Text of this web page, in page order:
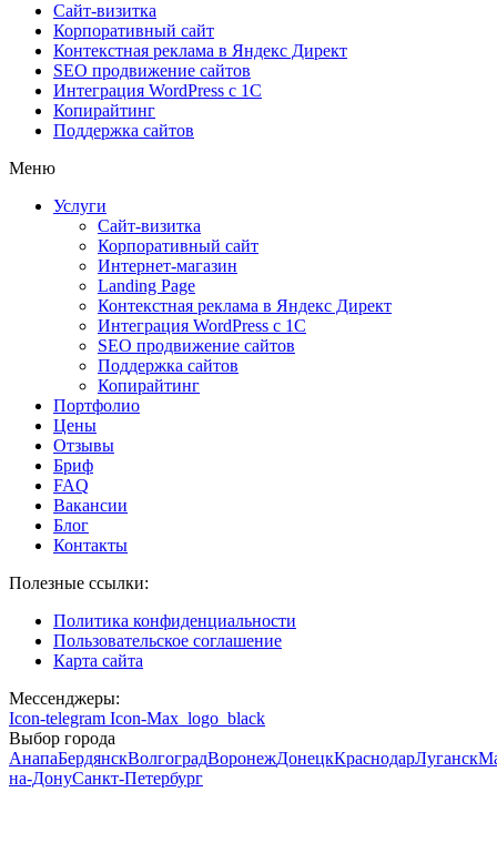
Сайт-визитка
Корпоративный сайт
Контекстная реклама в Яндекс Директ
SEO продвижение сайтов
Интеграция WordPress c 1C
Копирайтинг
Поддержка сайтов
Меню
Услуги
Сайт-визитка
Корпоративный сайт
Интернет-магазин
Landing Page
Контекстная реклама в Яндекс Директ
Интеграция WordPress c 1C
SEO продвижение сайтов
Поддержка сайтов
Копирайтинг
Портфолио
Цены
Отзывы
Бриф
FAQ
Вакансии
Блог
Контакты
Полезные ссылки:
Политика конфиденциальности
Пользовательское соглашение
Карта сайта
Мессенджеры:
Icon-telegram Icon-Max_logo_black
Выбор города
АнапаБердянскВолгоградВоронежДонецкКраснодарЛуганск
на-ДонуСанкт-Петербург